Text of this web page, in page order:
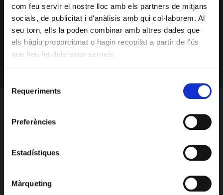
com feu servir el nostre lloc amb els partners de mitjans
socials, de publicitat i d'anàlisis amb qui col·laborem. Al
seu torn, ells la poden combinar amb altres dades que
els hàgiu proporcionat o hagin recopilat a partir de l'ús
que heu fet dels seus serveis.
Requeriments
Preferències
Estadístiques
Màrqueting
Obtén toda la información más reciente sobre eventos, ventas y
ofertas.